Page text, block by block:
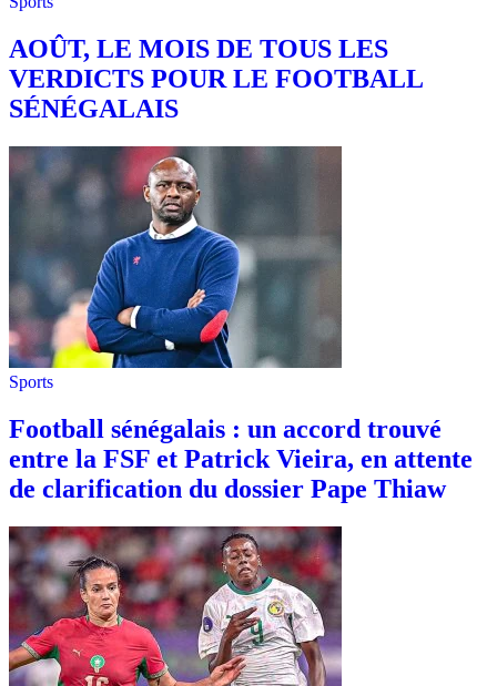
AOÛT, LE MOIS DE TOUS LES
VERDICTS POUR LE FOOTBALL
SÉNÉGALAIS
Sports
Football sénégalais : un accord trouvé
entre la FSF et Patrick Vieira, en attente
de clarification du dossier Pape Thiaw